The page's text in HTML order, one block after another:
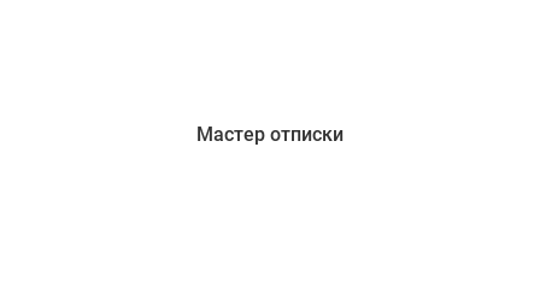
Мастер отписки